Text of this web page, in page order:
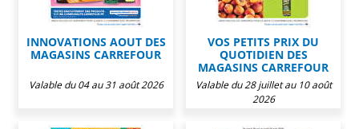
INNOVATIONS AOUT DES
MAGASINS CARREFOUR
Valable du 04 au 31 août 2026
VOS PETITS PRIX DU
QUOTIDIEN DES
MAGASINS CARREFOUR
Valable du 28 juillet au 10 août
2026